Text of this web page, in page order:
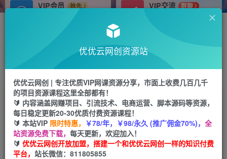
VIP会员
抢先
免费下载全站资源
VIP交流
群聊
研究探讨更多创业项目路子。
站长V：hu91275
推荐
首页 中创网 正文
（5247期）【外面收费980】3月最新小游戏撸包
单机50-80，详细操作教程
优优云网创
2年前发布
关注 私信
优优云网创资源站
优优云网创 | 专注优质VIP网课资源分享，市面上收费几百几千
的项目资源课程这里全部都有！
🔰 内容涵盖网赚项目、引流技术、电商运营、脚本源码等资源，
每日稳定更新20-30优质付费资源课程！
🔰 本站VIP 限时特惠， ￥78/年，￥98/永久 (推广佣金70%)， 全
站资源免费下载， 每天更新，欢迎加入！
🔰 优优云网创开放加盟，搭建一个和优优云网创一样的知识付费
平台， 站长微信：811805855